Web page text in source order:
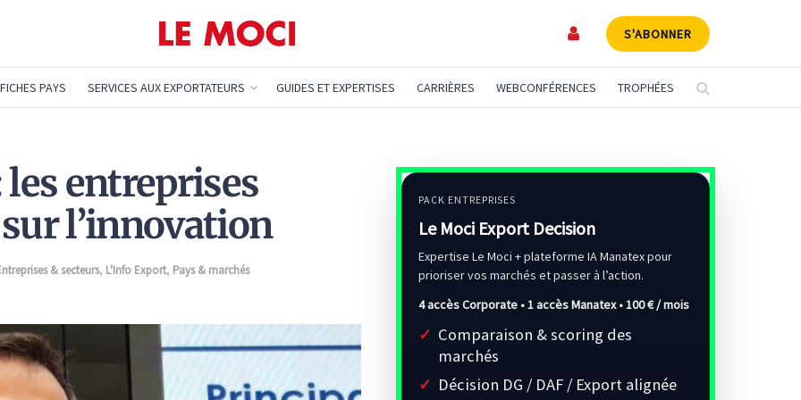
S'ABONNER
FICHES PAYS SERVICES AUX EXPORTATEURS GUIDES ET EXPERTISES CARRIÈRES WEBCONFÉRENCES TROPHÉES
entreprises
l’innovation
& secteurs, L'Info Export, Pays & marchés
PACK ENTREPRISES
Le Moci Export Decision
Expertise Le Moci + plateforme IA Manatex pour
prioriser vos marchés et passer à l’action.
4 accès Corporate • 1 accès Manatex •100 € / mois
Comparaison & scoring des
marchés
Décision DG / DAF / Export alignée